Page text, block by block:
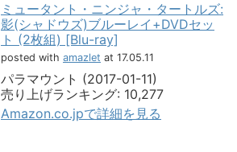
ミュータント・ニンジャ・タートルズ:
影(シャドウズ)ブルーレイ+DVDセッ
ト (2枚組) [Blu-ray]
posted with amazlet at 17.05.11
パラマウント (2017-01-11)
売り上げランキング: 10,277
Amazon.co.jpで詳細を見る